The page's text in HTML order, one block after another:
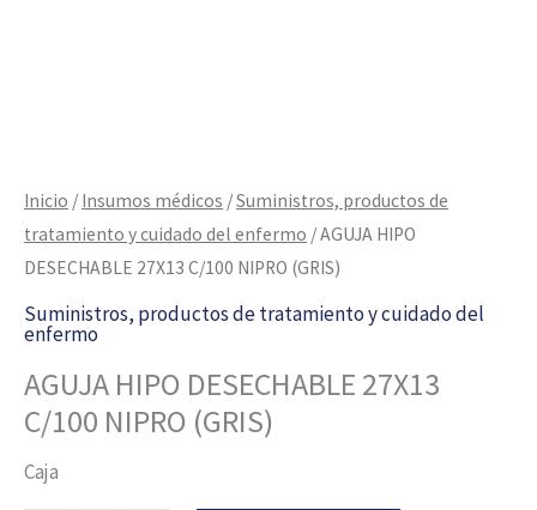
Inicio / Insumos médicos /Suministros, productos de
tratamiento y cuidado del enfermo / AGUJA HIPO
DESECHABLE 27X13 C/100 NIPRO (GRIS)
Suministros, productos de tratamiento y cuidado del
enfermo
AGUJA HIPO DESECHABLE 27X13
C/100 NIPRO (GRIS)
Caja